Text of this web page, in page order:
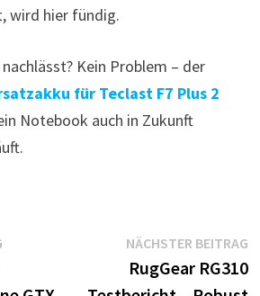
wird hier fündig.
Kein Problem – der
für Teclast F7 Plus 2
Notebook auch in Zukunft
Vorheriger
NÄCHSTER BEITRAG
RugGear RG310